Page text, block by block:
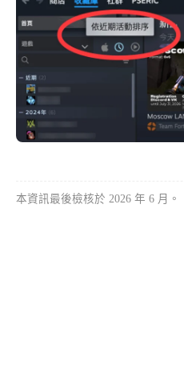
本資訊最後檢核於 2026 年 6 月。